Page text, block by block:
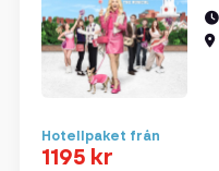
Hotellpaket från
1195 kr